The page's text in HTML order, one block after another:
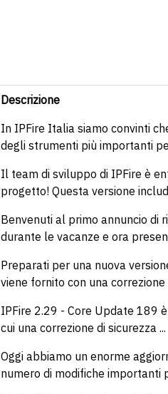
Descrizione
In IPFire Italia siamo convinti
degli strumenti più importanti
Il team di sviluppo di IPFire è
progetto! Questa versione
Benvenuti al primo annuncio di
durante le vacanze e ora
Preparati per una nuova
viene fornito con una correzione
IPFire 2.29 - Core Update 189
cui una correzione di sicurezza ...
Oggi abbiamo un enorme
numero di modifiche importanti